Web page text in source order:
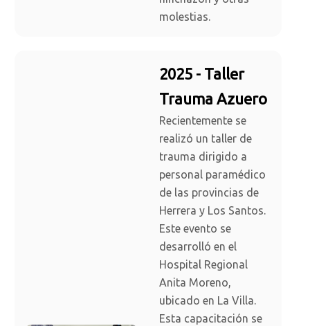
molestias.
2025 - Taller
Trauma Azuero
Recientemente se
realizó un taller de
trauma dirigido a
personal paramédico
de las provincias de
Herrera y Los Santos.
Este evento se
desarrolló en el
Hospital Regional
Anita Moreno,
ubicado en La Villa.
Esta capacitación se